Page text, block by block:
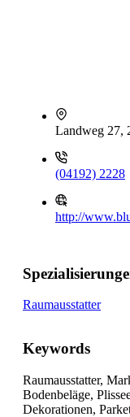
Landweg 27,
(04192) 2228
http://
Raumausstatter
Keywords
Raumausstatter,
Bodenbeläge,
Dekorationen,